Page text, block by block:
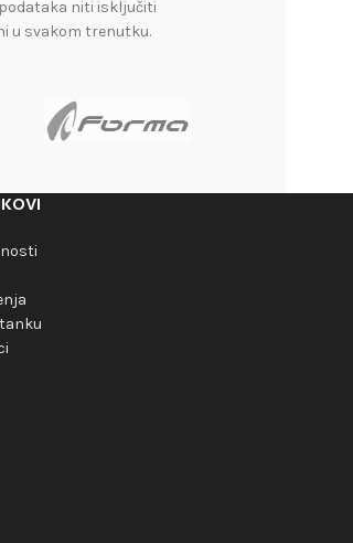
niti isključiti
u svakom trenutku.